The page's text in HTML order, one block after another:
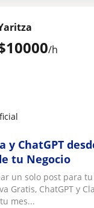
10000/h
y ChatGPT
tu Negocio
un solo post para tu
Gratis, ChatGPT y
mes...